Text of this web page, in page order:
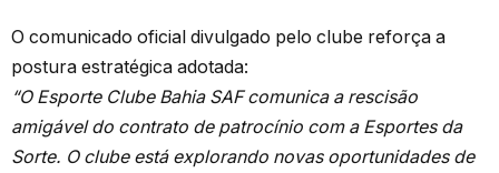
O comunicado oficial divulgado pelo clube reforça a
postura estratégica adotada:
“O Esporte Clube Bahia SAF comunica a rescisão
amigável do contrato de patrocínio com a Esportes da
Sorte. O clube está explorando novas oportunidades de